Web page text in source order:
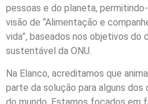
pessoas e do planeta,
visão de “Alimentação e
vida”, baseados nos objetivos do
sustentável da ONU.
Na Elanco, acreditamos que
parte da solução para alguns